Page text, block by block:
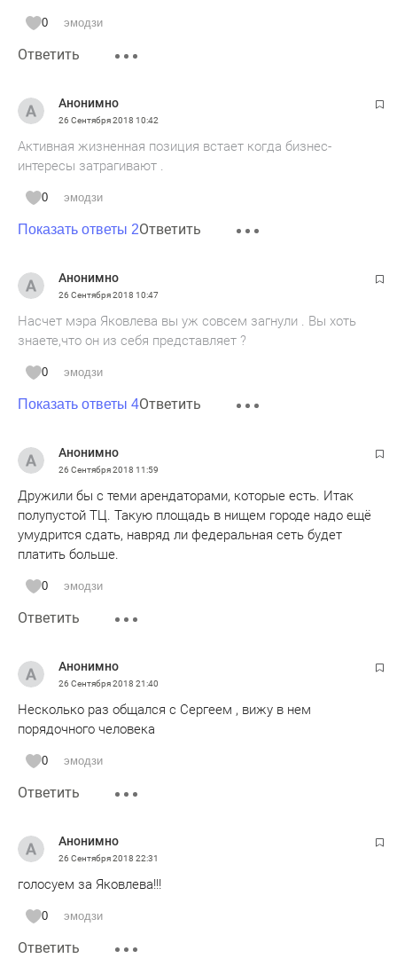
0 эмодзи
Ответить
Анонимно
26 Сентября 2018 10:42
Активная жизненная позиция встает когда бизнес-
интересы затрагивают .
0 эмодзи
Показать ответы 2Ответить
Анонимно
26 Сентября 2018 10:47
Насчет мэра Яковлева вы уж совсем загнули . Вы хоть
знаете,что он из себя представляет ?
0 эмодзи
Показать ответы 4Ответить
Анонимно
26 Сентября 2018 11:59
Дружили бы с теми арендаторами, которые есть. Итак
полупустой ТЦ. Такую площадь в нищем городе надо ещё
умудрится сдать, навряд ли федеральная сеть будет
платить больше.
0 эмодзи
Ответить
Анонимно
26 Сентября 2018 21:40
Несколько раз общался с Сергеем , вижу в нем
порядочного человека
0 эмодзи
Ответить
Анонимно
26 Сентября 2018 22:31
голосуем за Яковлева!!!
0 эмодзи
Ответить